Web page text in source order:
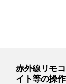
赤外線リモ
イト等の操作